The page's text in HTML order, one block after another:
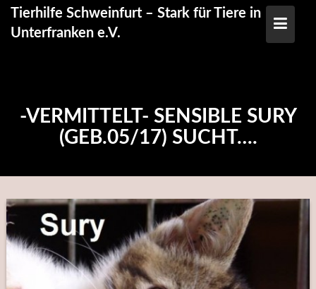
Skip
content
Tierhilfe Schweinfurt – Stark für Tiere in
Unterfranken e.V.
-VERMITTELT- SENSIBLE SURY
(GEB.05/17) SUCHT….